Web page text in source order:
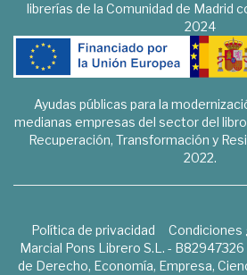
librerías de la Comunidad de Madrid
2024
Ayudas públicas para la
medianas empresas del sector del
Recuperación, Transformación y
2022.
Política de privacidad Condiciones
Marcial Pons Librero S.L. -
de Derecho, Economía, Empresa,